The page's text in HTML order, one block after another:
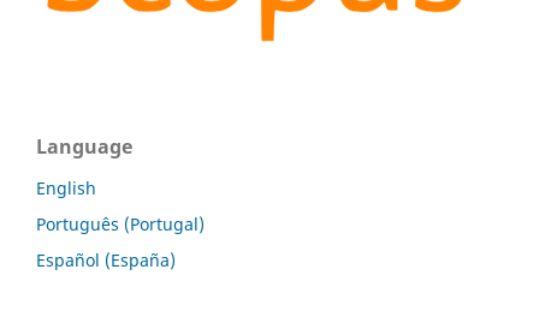
Language
English
Português (Portugal)
Español (España)